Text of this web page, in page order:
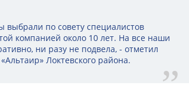
выбрали по совету специалистов
компанией около 10 лет. На все наши
ни разу не подвела, - отметил
Локтевского района.